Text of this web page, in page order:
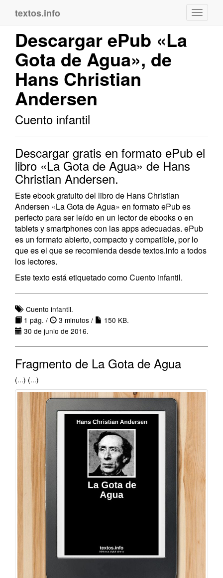
textos.info
Descargar ePub «La
Gota de Agua», de
Hans Christian
Andersen
Cuento infantil
Descargar gratis en formato ePub el
libro «La Gota de Agua» de Hans
Christian Andersen.
Este ebook gratuito del libro de Hans Christian
Andersen «La Gota de Agua» en formato ePub es
perfecto para ser leído en un lector de ebooks o en
tablets y smartphones con las apps adecuadas. ePub
es un formato abierto, compacto y compatible, por lo
que es el que se recomienda desde textos.info a todos
los lectores.
Este texto está etiquetado como Cuento infantil.
Cuento infantil.
1 pág. /
3 minutos /
150 KB.
30 de junio de 2016.
Fragmento de La Gota de Agua
(...) (...)